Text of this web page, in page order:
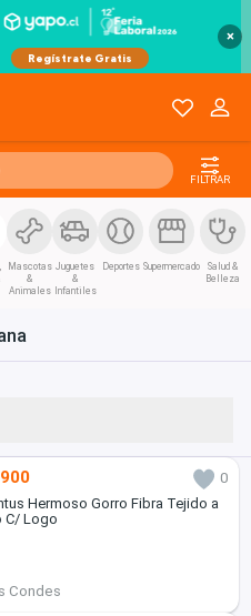
×
FILTRAR
Mascotas
&
Animales
Juguetes
&
Infantiles
Deportes Supermercado
Salud &
Belleza
0
Hermoso Gorro Fibra Tejido a
C/ Logo
Condes